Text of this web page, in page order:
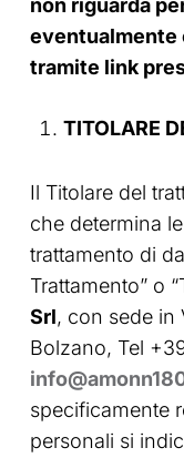
non riguarda
eventualmente
tramite link
TITOLARE
Il Titolare del
che determina
trattamento di
Trattamento” o
Srl, con sede in
Bolzano, Tel
specificamente
personali si